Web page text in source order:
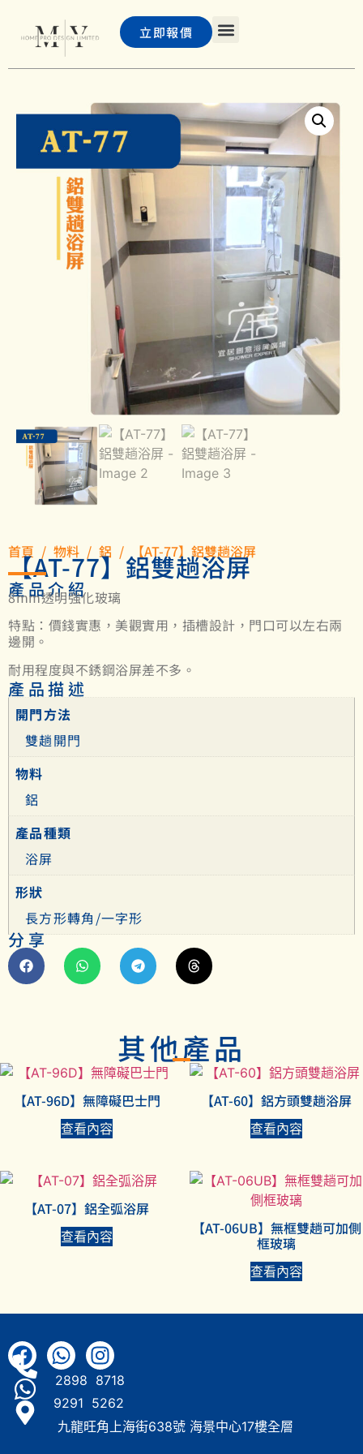
立即報價
首頁 / 物料 / 鋁 / 【AT-77】鋁雙趟浴屏
【AT-77】鋁雙趟浴屏
產品介紹
8mm透明強化玻璃
特點：價錢實惠，美觀實用，插槽設計，門口可以左右兩
邊開。
耐用程度與不銹鋼浴屏差不多。
產品描述
開門方法
雙趟開門
物料
鋁
產品種類
浴屏
形狀
長方形轉角/一字形
分享
其他產品
【AT-96D】無障礙巴士門
查看內容
【AT-60】鋁方頭雙趟浴屏
查看內容
【AT-07】鋁全弧浴屏
查看內容 【AT-06UB】無框雙趟可加側
框玻璃
查看內容
2898 8718
9291 5262
九龍旺角上海街638號 海景中心17樓全層